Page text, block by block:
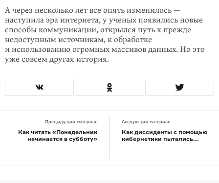
А через несколько лет все опять изменилось —
наступила эра интернета, у ученых появились новые
способы коммуникации, открылся путь к прежде
недоступным источникам, к обработке
и использованию огромных массивов данных. Но это
уже совсем другая история.
Предыдущий материал
Как читать «Понедельник
начинается в субботу»
Следующий материал
Как диссиденты с помощью
кибернетики пытались...